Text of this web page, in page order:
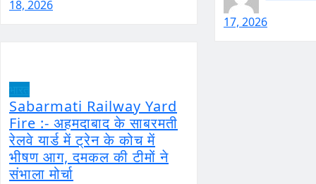
18, 2026
17, 2026
Sabarmati Railway Yard
Fire :- अहमदाबाद के साबरमती
रेलवे यार्ड में ट्रेन के कोच में
भीषण आग, दमकल की टीमों ने
संभाला मोर्चा